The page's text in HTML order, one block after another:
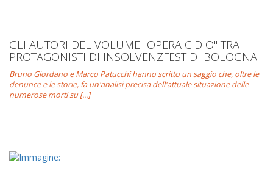
GLI AUTORI DEL VOLUME "OPERAICIDIO" TRA I
PROTAGONISTI DI INSOLVENZFEST DI BOLOGNA
Bruno Giordano e Marco Patucchi hanno scritto un saggio che, oltre le
denunce e le storie, fa un'analisi precisa dell'attuale situazione delle
numerose morti su [...]